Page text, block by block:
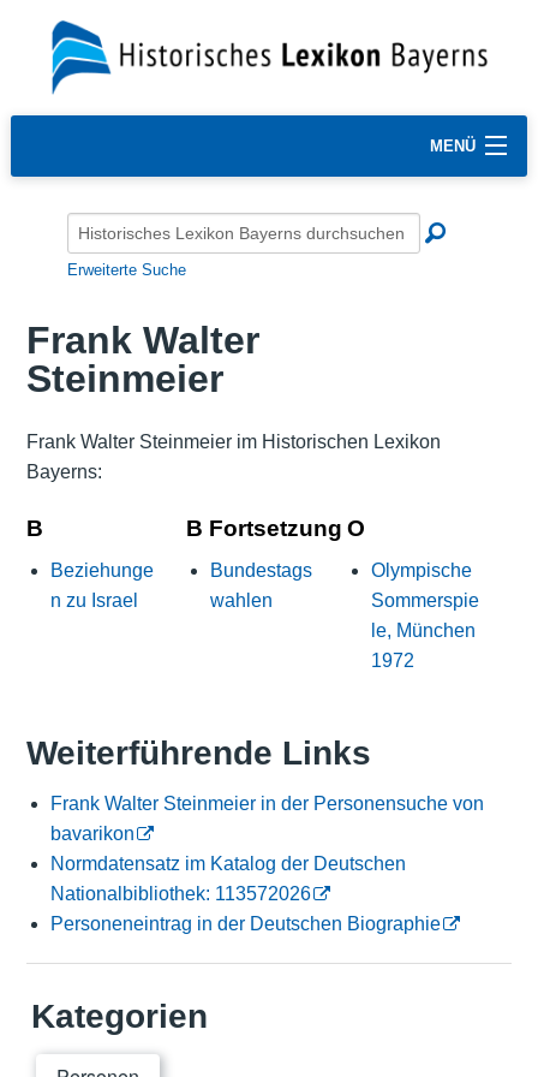
MENÜ
Erweiterte Suche
Frank Walter
Steinmeier
Frank Walter Steinmeier im Historischen Lexikon
Bayerns:
B
Beziehunge
n zu Israel
B Fortsetzung
Bundestags
wahlen
O
Olympische
Sommerspie
le, München
1972
Weiterführende Links
Frank Walter Steinmeier in der Personensuche von
bavarikon
Normdatensatz im Katalog der Deutschen
Nationalbibliothek: 113572026
Personeneintrag in der Deutschen Biographie
Kategorien